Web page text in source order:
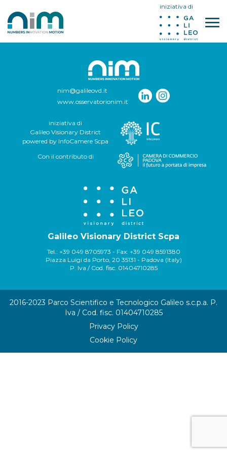
iniziativa di
nim@galileovd.it
www.osservatorionim.it
iniziativa di
Galileo Visionary District
powered by InfoCamere Scpa
Con il contributo di
Galileo Visionary District Scpa
Tel.: +39 049 8705973 - Fax: +39 049 8591380
Piazza Luigi da Porto, 20 35131 - Padova (Italy)
P. Iva / Cod. fisc. 01404710285
2016-2023 Parco Scientifico e Tecnologico Galileo s.c.p.a. P.
Iva / Cod. fisc. 01404710285
Privacy Policy
Cookie Policy